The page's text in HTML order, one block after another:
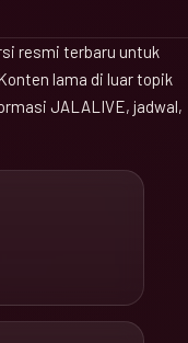
resmi terbaru untuk
lama di luar topik
JALALIVE, jadwal,